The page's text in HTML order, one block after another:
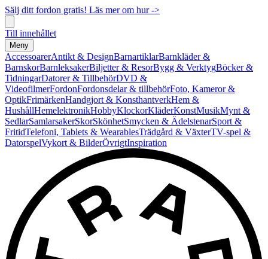
Sälj ditt fordon gratis! Läs mer om hur ->
Till innehållet
Meny
AccessoarerAntikt & DesignBarnartiklarBarnkläder &
BarnskorBarnleksakerBiljetter & ResorBygg & VerktygBöcker &
TidningarDatorer & TillbehörDVD &
VideofilmerFordonFordonsdelar & tillbehörFoto, Kameror &
OptikFrimärkenHandgjort & KonsthantverkHem &
HushållHemelektronikHobbyKlockorKläderKonstMusikMynt &
SedlarSamlarsakerSkorSkönhetSmycken & ÄdelstenarSport &
FritidTelefoni, Tablets & WearablesTrädgård & VäxterTV-spel &
DatorspelVykort & BilderÖvrigtInspiration